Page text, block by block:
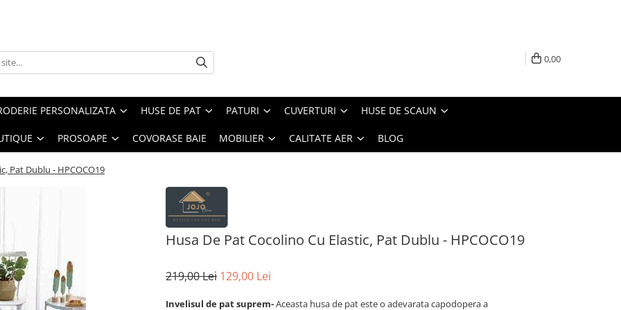
0,00
PERSONALIZATA HUSE DE PAT PATURI CUVERTURI HUSE DE SCAUN
PROSOAPE COVORASE BAIE MOBILIER CALITATE AER BLOG
Pat Dublu - HPCOCO19
Husa De Pat Cocolino Cu Elastic, Pat Dublu - HPCOCO19
219,00 Lei 129,00 Lei
Invelisul de pat suprem-Aceasta husa de pat este o adevarata capodopera a